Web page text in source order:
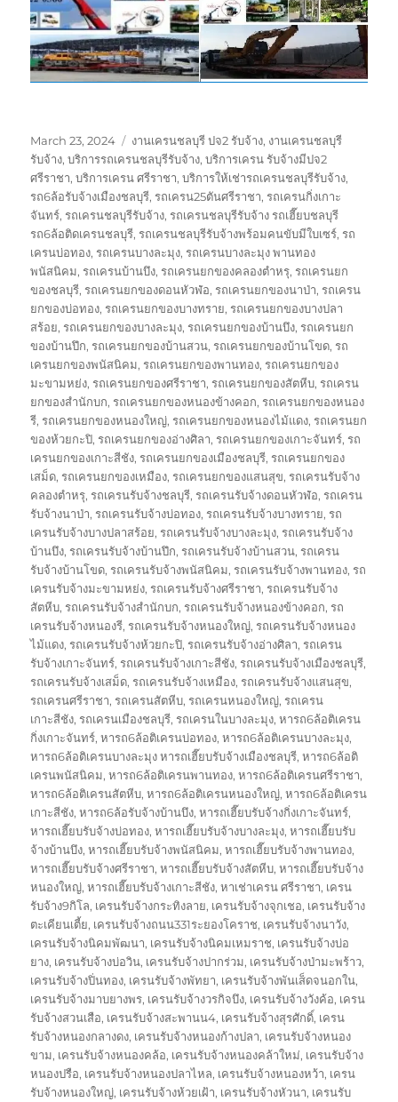
Posted
on
March 23, 2024 Tags
งานเครนชลบุรี ปจ2 รับจ้าง, งานเครนชลบุรี
รับจ้าง,บริการรถเครนชลบุรีรับจ้าง,บริการเครน รับจ้างมีปจ2
ศรีราชา,บริการเครน ศรีราชา,บริการให้เช่ารถเครนชลบุรีรับจ้าง,
รถ6ล้อรับจ้างเมืองชลบุรี,รถเครน25ตันศรีราชา,รถเครนกิ่งเกาะ
จันทร์,รถเครนชลบุรีรับจ้าง,รถเครนชลบุรีรับจ้าง รถเฮี๊ยบชลบุรี
รถ6ล้อติดเครนชลบุรี,รถเครนชลบุรีรับจ้างพร้อมคนขับมีใบเซร์,รถ
เครนบ่อทอง,รถเครนบางละมุง,รถเครนบางละมุง พานทอง
พนัสนิคม,รถเครนบ้านบึง,รถเครนยกของคลองตำหรุ,รถเครนยก
ของชลบุรี,รถเครนยกของดอนหัวฬ่อ,รถเครนยกของนาป่า,รถเครน
ยกของบ่อทอง,รถเครนยกของบางทราย,รถเครนยกของบางปลา
สร้อย,รถเครนยกของบางละมุง,รถเครนยกของบ้านบึง,รถเครนยก
ของบ้านปึก,รถเครนยกของบ้านสวน,รถเครนยกของบ้านโขด,รถ
เครนยกของพนัสนิคม,รถเครนยกของพานทอง,รถเครนยกของ
มะขามหย่ง,รถเครนยกของศรีราชา,รถเครนยกของสัตหีบ,รถเครน
ยกของสำนักบก,รถเครนยกของหนองข้างคอก,รถเครนยกของหนอง
รี,รถเครนยกของหนองใหญ่,รถเครนยกของหนองไม้แดง,รถเครนยก
ของห้วยกะปิ,รถเครนยกของอ่างศิลา,รถเครนยกของเกาะจันทร์,รถ
เครนยกของเกาะสีชัง,รถเครนยกของเมืองชลบุรี,รถเครนยกของ
เสม็ด,รถเครนยกของเหมือง,รถเครนยกของแสนสุข,รถเครนรับจ้าง
คลองตำหรุ,รถเครนรับจ้างชลบุรี,รถเครนรับจ้างดอนหัวฬ่อ,รถเครน
รับจ้างนาป่า,รถเครนรับจ้างบ่อทอง,รถเครนรับจ้างบางทราย,รถ
เครนรับจ้างบางปลาสร้อย,รถเครนรับจ้างบางละมุง,รถเครนรับจ้าง
บ้านบึง,รถเครนรับจ้างบ้านปึก,รถเครนรับจ้างบ้านสวน,รถเครน
รับจ้างบ้านโขด,รถเครนรับจ้างพนัสนิคม,รถเครนรับจ้างพานทอง,รถ
เครนรับจ้างมะขามหย่ง,รถเครนรับจ้างศรีราชา,รถเครนรับจ้าง
สัตหีบ,รถเครนรับจ้างสำนักบก,รถเครนรับจ้างหนองข้างคอก,รถ
เครนรับจ้างหนองรี,รถเครนรับจ้างหนองใหญ่,รถเครนรับจ้างหนอง
ไม้แดง,รถเครนรับจ้างห้วยกะปิ,รถเครนรับจ้างอ่างศิลา,รถเครน
รับจ้างเกาะจันทร์,รถเครนรับจ้างเกาะสีชัง,รถเครนรับจ้างเมืองชลบุรี,
รถเครนรับจ้างเสม็ด,รถเครนรับจ้างเหมือง,รถเครนรับจ้างแสนสุข,
รถเครนศรีราชา,รถเครนสัตหีบ,รถเครนหนองใหญ่,รถเครน
เกาะสีชัง,รถเครนเมืองชลบุรี,รถเครนในบางละมุง,หารถ6ล้อติเครน
กิ่งเกาะจันทร์,หารถ6ล้อติเครนบ่อทอง,หารถ6ล้อติเครนบางละมุง,
หารถ6ล้อติเครนบางละมุง หารถเฮี๊ยบรับจ้างเมืองชลบุรี,หารถ6ล้อติ
เครนพนัสนิคม,หารถ6ล้อติเครนพานทอง,หารถ6ล้อติเครนศรีราชา,
หารถ6ล้อติเครนสัตหีบ,หารถ6ล้อติเครนหนองใหญ่,หารถ6ล้อติเครน
เกาะสีชัง,หารถ6ล้อรับจ้างบ้านบึง,หารถเฮี๊ยบรับจ้างกิ่งเกาะจันทร์,
หารถเฮี๊ยบรับจ้างบ่อทอง,หารถเฮี๊ยบรับจ้างบางละมุง,หารถเฮี๊ยบรับ
จ้างบ้านบึง,หารถเฮี๊ยบรับจ้างพนัสนิคม,หารถเฮี๊ยบรับจ้างพานทอง,
หารถเฮี๊ยบรับจ้างศรีราชา,หารถเฮี๊ยบรับจ้างสัตหีบ,หารถเฮี๊ยบรับจ้าง
หนองใหญ่,หารถเฮี๊ยบรับจ้างเกาะสีชัง,หาเช่าเครน ศรีราชา, เครน
รับจ้าง9กิโล, เครนรับจ้างกระทิงลาย, เครนรับจ้างจุกเชอ, เครนรับจ้าง
ตะเคียนเตี้ย, เครนรับจ้างถนน331ระยองโคราช, เครนรับจ้างนาวัง,
เครนรับจ้างนิคมพัฒนา, เครนรับจ้างนิคมเหมราช, เครนรับจ้างบ่อ
ยาง, เครนรับจ้างบ่อวิน, เครนรับจ้างปากร่วม, เครนรับจ้างป่ามะพร้าว,
เครนรับจ้างปิ่นทอง, เครนรับจ้างพัทยา, เครนรับจ้างพันเส็ดจนอกใน,
เครนรับจ้างมาบยางพร, เครนรับจ้างวรกิจบึง, เครนรับจ้างวังค้อ, เครน
รับจ้างสวนเสือ, เครนรับจ้างสะพานน4, เครนรับจ้างสุรศักดิ์, เครน
รับจ้างหนองกลางดง, เครนรับจ้างหนองก้างปลา, เครนรับจ้างหนอง
ขาม, เครนรับจ้างหนองคล้อ, เครนรับจ้างหนองคล้าใหม่, เครนรับจ้าง
หนองปรือ, เครนรับจ้างหนองปลาไหล, เครนรับจ้างหนองหว้า, เครน
รับจ้างหนองใหญ่, เครนรับจ้างห้วยเฝ้า, เครนรับจ้างหัวนา, เครนรับ